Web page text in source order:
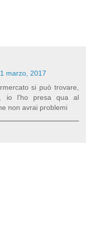
marzo, 2017
si può trovare,
io l'ho presa qua al
non avrai problemi